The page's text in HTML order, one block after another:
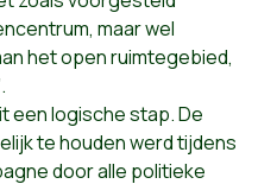
maar wel
het open ruimtegebied,
een logische stap. De
te houden werd tijdens
door alle politieke